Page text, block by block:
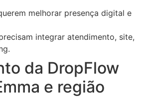
melhorar presença digital e
integrar atendimento, site,
da DropFlow
e região